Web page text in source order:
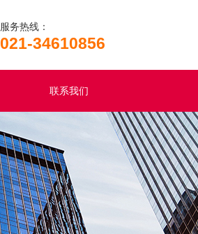
服务热线：
021-34610856
联系我们